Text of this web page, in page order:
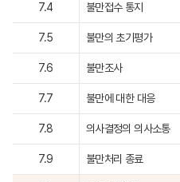
7.4 불만접수 통지
7.5 불만의 초기평가
7.6 불만조사
7.7 불만에 대한 대응
7.8 의사결정의 의사소통
7.9 불만처리 종료